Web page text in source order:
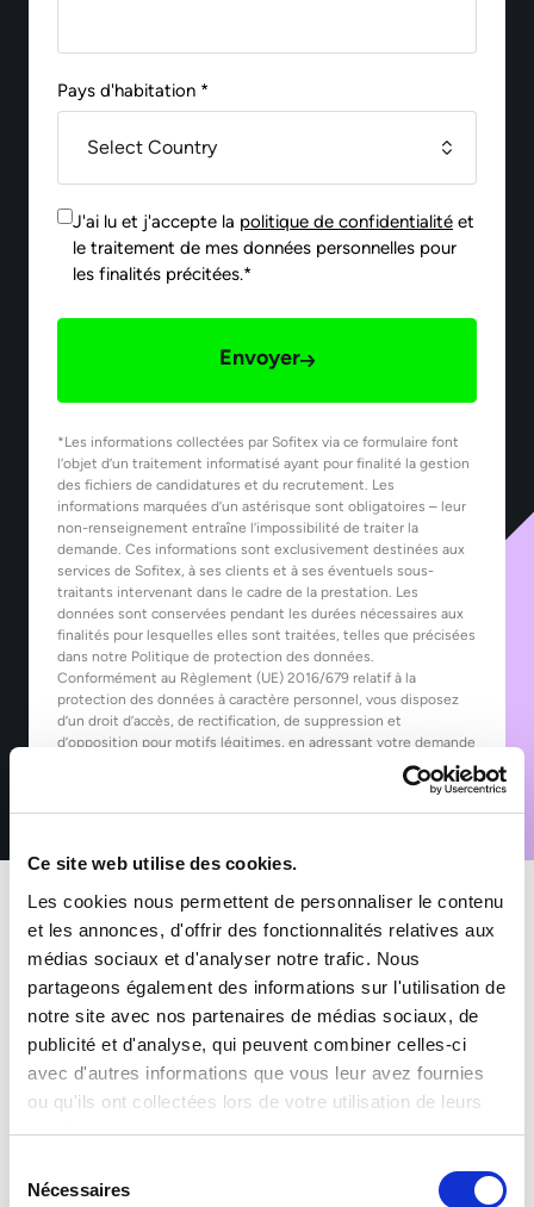
Ce site web utilise des cookies.
Les cookies nous permettent de personnaliser le contenu
et les annonces, d'offrir des fonctionnalités relatives aux
médias sociaux et d'analyser notre trafic. Nous
partageons également des informations sur l'utilisation de
notre site avec nos partenaires de médias sociaux, de
publicité et d'analyse, qui peuvent combiner celles-ci
avec d'autres informations que vous leur avez fournies
ou qu'ils ont collectées lors de votre utilisation de leurs
services.
Nécessaires
Rejoindre Sofitex, c’est intégrer un groupe européen et
familial animé par une vision commune : placer l’humain,
la responsabilité et la qualité au cœur de chaque relation
professionnelle.
Avec plus de 30 ans d’expérience, des implantations
dans 5 pays et une expertise reconnue dans le travail
temporaire et le recrutement, nous construisons chaque
d’opportunités.
Pays d'habitation *
J'ai lu et j'accepte la politique de confidentialité et
le traitement de mes données personnelles pour
les finalités précitées.*
Envoyer
*Les informations collectées par Sofitex via ce formulaire font
l’objet d’un traitement informatisé ayant pour finalité la gestion
des fichiers de candidatures et du recrutement. Les
informations marquées d’un astérisque sont obligatoires – leur
non-renseignement entraîne l’impossibilité de traiter la
demande. Ces informations sont exclusivement destinées aux
services de Sofitex, à ses clients et à ses éventuels sous-
traitants intervenant dans le cadre de la prestation. Les
données sont conservées pendant les durées nécessaires aux
finalités pour lesquelles elles sont traitées, telles que précisées
dans notre Politique de protection des données.
Conformément au Règlement (UE) 2016/679 relatif à la
protection des données à caractère personnel, vous disposez
d’un droit d’accès, de rectification, de suppression et
d’opposition pour motifs légitimes, en adressant votre demande
accompagnée d’une pièce d’identité à : rgpd@sofitex.fr